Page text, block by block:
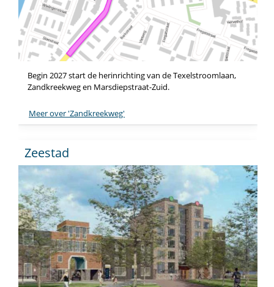
Begin 2027 start de herinrichting van de Texelstroomlaan,
Zandkreekweg en Marsdiepstraat-Zuid.
Meer over 'Zandkreekweg'
Zeestad